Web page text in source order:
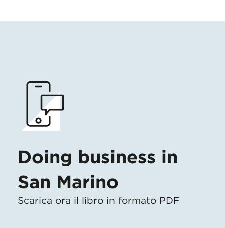
Doing business in
San Marino
Scarica ora il libro in formato PDF